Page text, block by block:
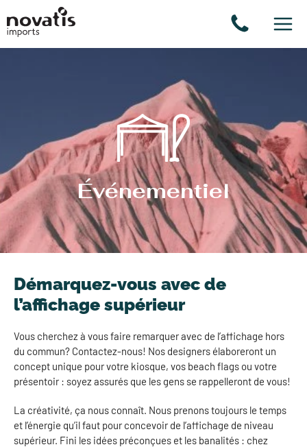
Panneau de gestion des cookies
Événementiel
Démarquez-vous avec de
l’affichage supérieur
Vous cherchez à vous faire remarquer avec de l’affichage hors
du commun? Contactez-nous! Nos designers élaboreront un
concept unique pour votre kiosque, vos beach flags ou votre
présentoir : soyez assurés que les gens se rappelleront de vous!
La créativité, ça nous connaît. Nous prenons toujours le temps
et l’énergie qu’il faut pour concevoir de l’affichage de niveau
supérieur. Fini les idées préconçues et les banalités : chez